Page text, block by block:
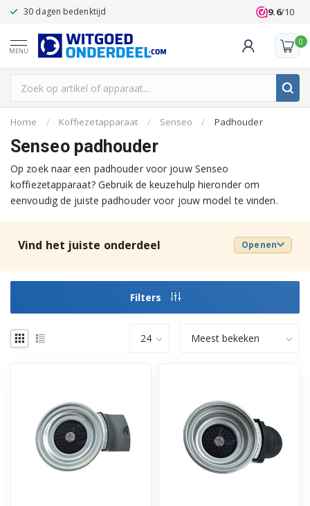
30 dagen bedenktijd Klanten
9.6/10
MENU
0
Home / Koffiezetapparaat / Senseo / Padhouder
Senseo padhouder
Op zoek naar een padhouder voor jouw Senseo
koffiezetapparaat? Gebruik de keuzehulp hieronder om
eenvoudig de juiste padhouder voor jouw model te vinden.
Vind het juiste onderdeel Openen
Filters